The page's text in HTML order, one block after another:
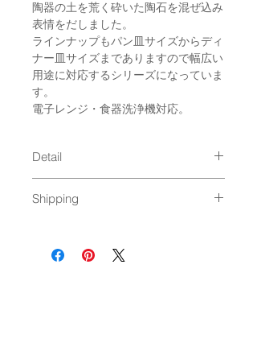
陶器の土を荒く砕いた陶石を混ぜ込み
表情をだしました。
ラインナップもパン皿サイズからディ
ナー皿サイズまでありますので幅広い
用途に対応するシリーズになっていま
す。
電子レンジ・食器洗浄機対応。
Detail
material : porcelain
Shipping